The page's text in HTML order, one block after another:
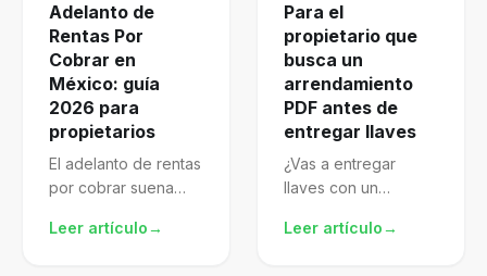
Adelanto de
Rentas Por
Cobrar en
México: guía
2026 para
propietarios
El adelanto de rentas
por cobrar suena
gestionado te
Leer artículo→
Para el
propietario que
busca un
arrendamiento
PDF antes de
entregar llaves
¿Vas a entregar
llaves con un
descargado de
Leer artículo→